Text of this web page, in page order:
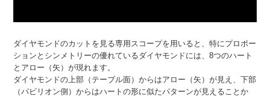
ダイヤモンドのカットを見る専用スコープを用いると、特にプロポー
ションとシンメトリーの優れているダイヤモンドには、8つのハート
とアロー（矢）が現れます。
ダイヤモンドの上部（テーブル面）からはアロー（矢）が見え、下部
（パビリオン側）からはハートの形に似たパターンが見えることか